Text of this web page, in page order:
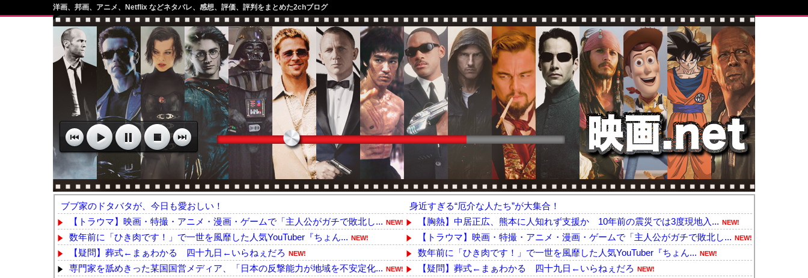
洋画、邦画、アニメ、Netflix などネタバレ、感想、評価、評判をまとめた2chブログ
ブブ家のドタバタが、今日も愛おしい！
【トラウマ】映画・特撮・アニメ・漫画・ゲームで「主人公がガチで敗北し... NEW!
数年前に「ひき肉です！」で一世を風靡した人気YouTuber『ちょん... NEW!
【疑問】葬式←まぁわかる 四十九日←いらねぇだろ NEW!
専門家を舐めきった某国国営メディア、「日本の反撃能力が地域を不安定化... NEW!
身近すぎる“厄介な人たち”が大集合！
【胸熱】中居正広、熊本に人知れず支援か 10年前の震災では3度現地入... NEW!
【トラウマ】映画・特撮・アニメ・漫画・ゲームで「主人公がガチで敗北し... NEW!
数年前に「ひき肉です！」で一世を風靡した人気YouTuber『ちょん... NEW!
【疑問】葬式←まぁわかる 四十九日←いらねぇだろ NEW!